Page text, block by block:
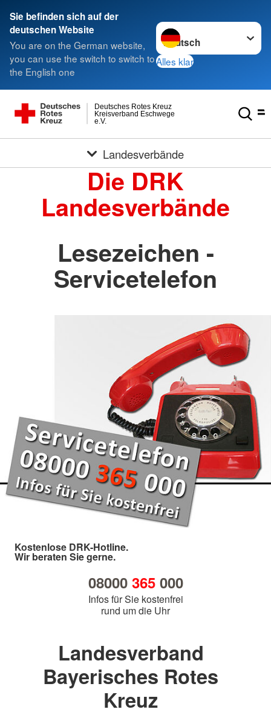
Sie befinden sich auf der
deutschen Website
You are on the German website,
you can use the switch to switch to
the English one
Sprache wechseln zu
Alles klar
e.V.
Kreisverband Eschwege
Deutsches Rotes Kreuz
Landesverbände
Die DRK
Landesverbände
Lesezeichen -
Servicetelefon
Kostenlose DRK-Hotline.
Wir beraten Sie gerne.
08000 365000
Infos für Sie kostenfrei
rund um die Uhr
Landesverband
Bayerisches Rotes
Kreuz